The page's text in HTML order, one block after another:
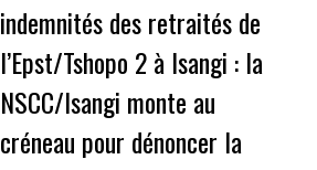
indemnités des retraités de
l’Epst/Tshopo 2 à Isangi : la
NSCC/Isangi monte au
créneau pour dénoncer la